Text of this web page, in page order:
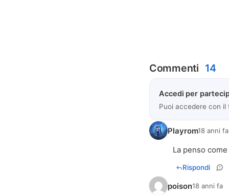
Commenti 14
Accedi per
Puoi accedere con
Playrom18 anni fa
La penso
Rispondi
poison18 anni fa